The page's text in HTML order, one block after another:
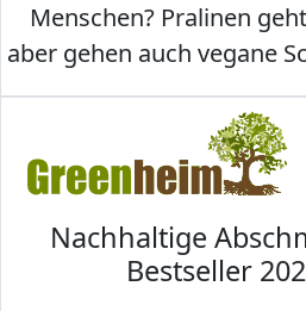
Menschen? Pralinen
aber gehen auch vegane
Nachhaltige
Bestseller